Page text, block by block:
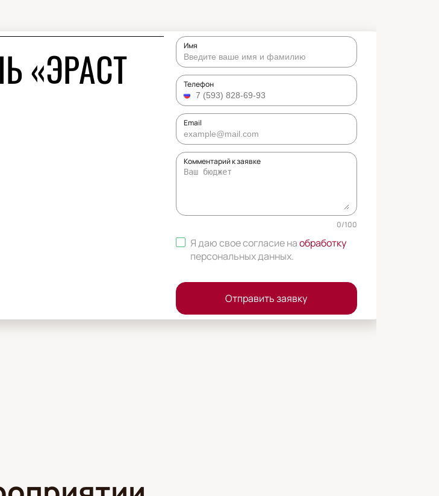
«ЭРАСТ Имя
Телефон
Email
Комментарий к заявке
0/100
Я даю свое согласие наобработку
персональных данных.
Отправить заявку